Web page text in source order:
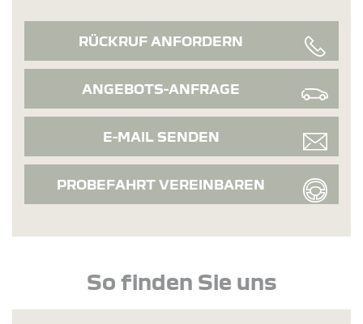
RÜCKRUF ANFORDERN
ANGEBOTS-ANFRAGE
E-MAIL SENDEN
PROBEFAHRT VEREINBAREN
So finden Sie uns